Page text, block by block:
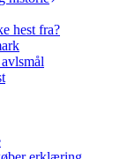
hest fra?